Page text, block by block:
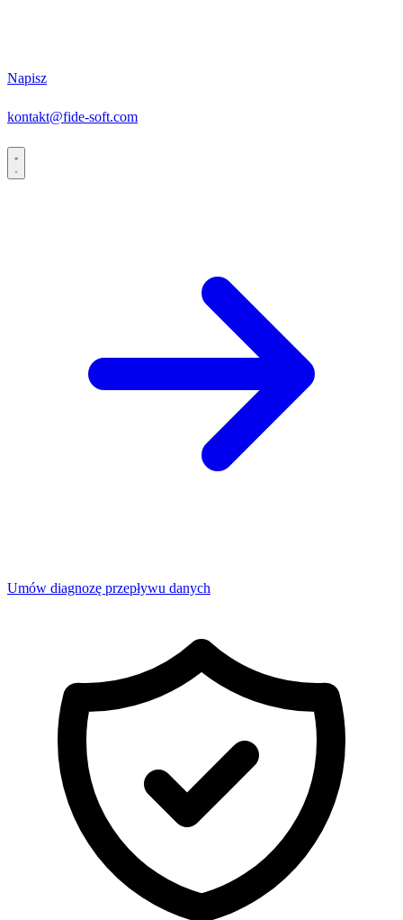
Napisz
kontakt@fide-soft.com
Umów diagnozę przepływu danych